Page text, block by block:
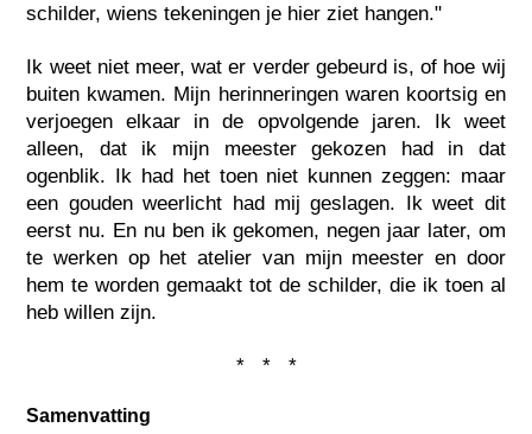
schilder, wiens tekeningen je hier ziet hangen."
Ik weet niet meer, wat er verder gebeurd is, of hoe wij
buiten kwamen. Mijn herinneringen waren koortsig en
verjoegen elkaar in de opvolgende jaren. Ik weet
alleen, dat ik mijn meester gekozen had in dat
ogenblik. Ik had het toen niet kunnen zeggen: maar
een gouden weerlicht had mij geslagen. Ik weet dit
eerst nu. En nu ben ik gekomen, negen jaar later, om
te werken op het atelier van mijn meester en door
hem te worden gemaakt tot de schilder, die ik toen al
heb willen zijn.
* * *
Samenvatting